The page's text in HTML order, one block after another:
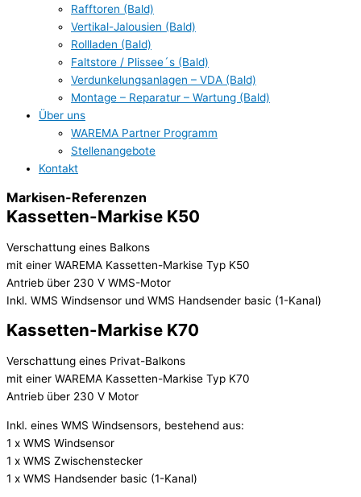
Rafftoren (Bald)
Vertikal-Jalousien (Bald)
Rollladen (Bald)
Faltstore / Plissee´s (Bald)
Verdunkelungsanlagen – VDA (Bald)
Montage – Reparatur – Wartung (Bald)
Über uns
WAREMA Partner Programm
Stellenangebote
Kontakt
Markisen-Referenzen
Kassetten-Markise K50
Verschattung eines Balkons
mit einer WAREMA Kassetten-Markise Typ K50
Antrieb über 230 V WMS-Motor
Inkl. WMS Windsensor und WMS Handsender basic (1-Kanal)
Kassetten-Markise K70
Verschattung eines Privat-Balkons
mit einer WAREMA Kassetten-Markise Typ K70
Antrieb über 230 V Motor
Inkl. eines WMS Windsensors, bestehend aus:
1 x WMS Windsensor
1 x WMS Zwischenstecker
1 x WMS Handsender basic (1-Kanal)